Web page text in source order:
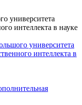
университета
интеллекта в науке
университета
интеллекта в